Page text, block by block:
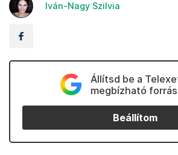
Iván-Nagy Szilvia
Állítsd be a
megbízható
Beállítom